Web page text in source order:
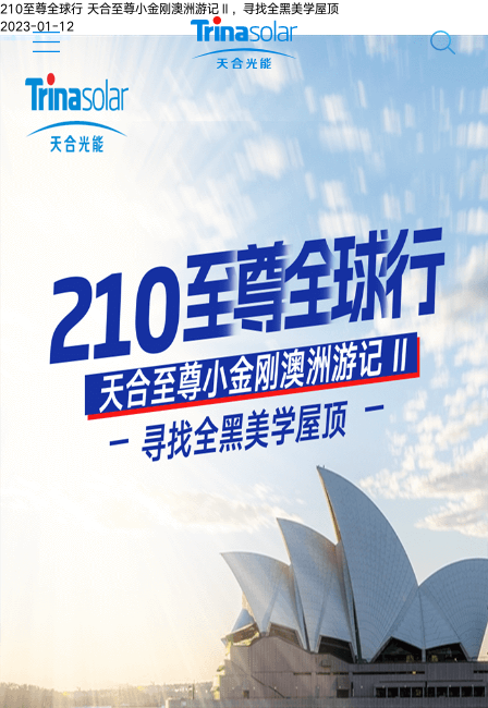
210至尊全球行 天合至尊小金刚澳洲游记Ⅱ，寻找全黑美学屋顶
2023-01-12